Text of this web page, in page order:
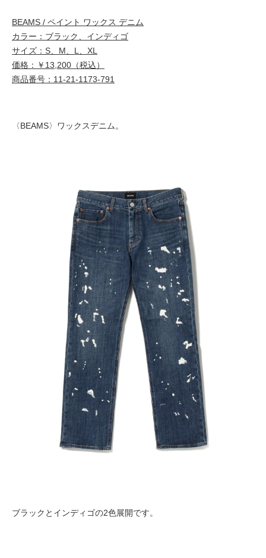
BEAMS / ペイント ワックス デニム
カラー：ブラック、インディゴ
サイズ：S、M、L、XL
価格：￥13,200（税込）
商品番号：11-21-1173-791
〈BEAMS〉ワックスデニム。
ブラックとインディゴの2色展開です。